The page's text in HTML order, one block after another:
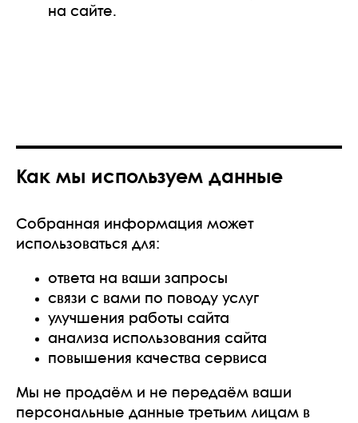
на сайте.
Как мы используем данные
Собранная информация может
использоваться для:
ответа на ваши запросы
связи с вами по поводу услуг
улучшения работы сайта
анализа использования сайта
повышения качества сервиса
Мы не продаём и не передаём ваши
персональные данные третьим лицам в